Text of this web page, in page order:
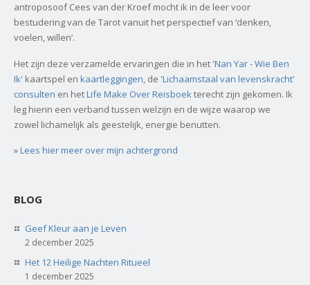
antroposoof Cees van der Kroef mocht ik in de leer voor
bestudering van de Tarot vanuit het perspectief van ‘denken,
voelen, willen’.
Het zijn deze verzamelde ervaringen die in het 'Nan Yar - Wie Ben
Ik' kaartspel en kaartleggingen, de 'Lichaamstaal van levenskracht'
consulten en hetLife Make Over Reisboekterecht zijn gekomen. Ik
leg hierin een verband tussen welzijn en de wijze waarop we
zowel lichamelijk als geestelijk, energie benutten.
»Lees hier meer over mijn achtergrond
BLOG
Geef Kleur aan je Leven
2 december 2025
Het 12 Heilige Nachten Ritueel
1 december 2025